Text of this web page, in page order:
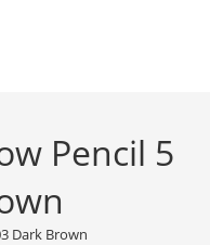
Pencil 5
Dark Brown